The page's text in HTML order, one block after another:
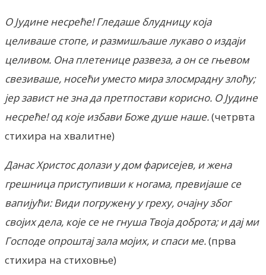
О Јудине несреће! Гледаше блудницу која
целиваше стопе, и размишљаше лукаво о издаји
целивом. Она плетенице развеза, а он се гњевом
свезиваше, носећи уместо мира злосмрадну злоћу;
јер завист не зна да претпостави корисно. О Јудине
несреће! од које избави Боже душе наше.(четрвта
стихира на хвалитне)
Данас Христос долази у дом фарисејев, и жена
грешница приступивши к ногама, превијаше се
вапијући: Види погружену у греху, очајну због
својих дела, које се не гнуша Твоја доброта; и дај ми
Господе опроштај зала мојих, и спаси ме.(прва
стихира на стиховње)